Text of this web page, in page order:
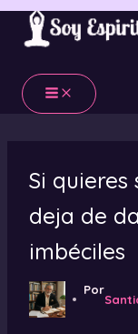
Ir
contenido
Si quieres
deja de
imbéciles
Por